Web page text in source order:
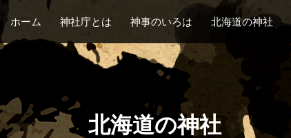
ホーム 神社庁とは 神事のいろは 北海道の神社
北海道の神社